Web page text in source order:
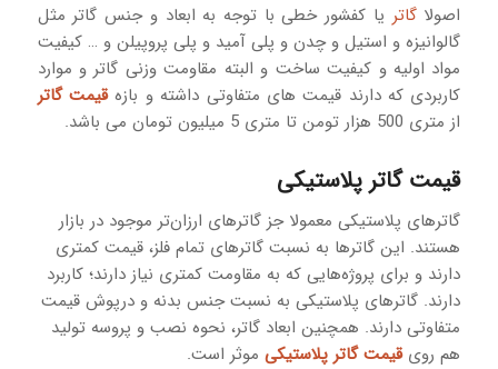
اصولاگاتر یا کفشور خطی با توجه به ابعاد و جنس گاتر مثل
گالوانیزه و استیل و چدن و پلی آمید و پلی پروپیلن و … کیفیت
مواد اولیه و کیفیت ساخت و البته مقاومت وزنی گاتر و موارد
کاربردی که دارند قیمت های متفاوتی داشته و بازهقیمت گاتر
از متری 500 هزار تومن تا متری 5 میلیون تومان می باشد.
قیمت گاتر پلاستیکی
گاترهای پلاستیکی معمولا جز گاترهای ارزان‌تر موجود در بازار
هستند. این گاترها به نسبت گاترهای تمام فلز، قیمت کمتری
دارند و برای پروژه‌هایی که به مقاومت کمتری نیاز دارند؛ کاربرد
دارند. گاترهای پلاستیکی به نسبت جنس بدنه و درپوش قیمت
متفاوتی دارند. همچنین ابعاد گاتر، نحوه نصب و پروسه تولید
هم رویقیمت گاتر پلاستیکیموثر است.